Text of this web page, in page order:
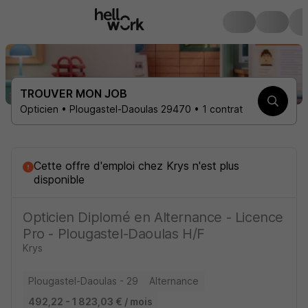
TROUVER MON JOB
Opticien • Plougastel-Daoulas 29470 • 1 contrat
Cette offre d'emploi chez Krys n'est plus
disponible
Opticien Diplomé en Alternance - Licence
Pro - Plougastel-Daoulas H/F
Krys
Plougastel-Daoulas - 29
Alternance
492,22 - 1 823,03 € / mois